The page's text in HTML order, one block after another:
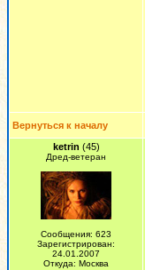
Вернуться к началу
ketrin (45)
Дред-ветеран
Сообщения: 623
Зарегистрирован:
24.01.2007
Откуда: Москва